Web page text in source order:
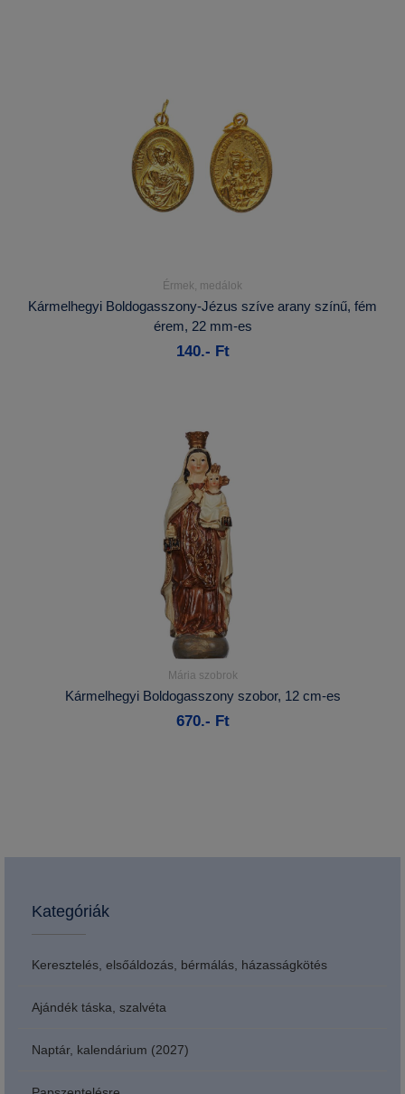
Kosárba
Érmek, medálok
Kármelhegyi Boldogasszony-Jézus szíve arany színű, fém
érem, 22 mm-es
140.- Ft
Kosárba
Mária szobrok
Kármelhegyi Boldogasszony szobor, 12 cm-es
670.- Ft
Kategóriák
Keresztelés, elsőáldozás, bérmálás, házasságkötés
Ajándék táska, szalvéta
Naptár, kalendárium (2027)